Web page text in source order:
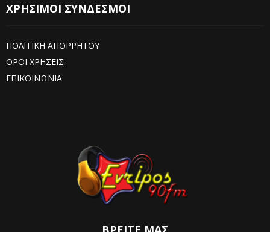
ΧΡΗΣΙΜΟΙ ΣΥΝΔΕΣΜΟΙ
ΠΟΛΙΤΙΚΗ ΑΠΟΡΡΗΤΟΥ
ΟΡΟΙ ΧΡΗΣΕΙΣ
ΕΠΙΚΟΙΝΩΝΙΑ